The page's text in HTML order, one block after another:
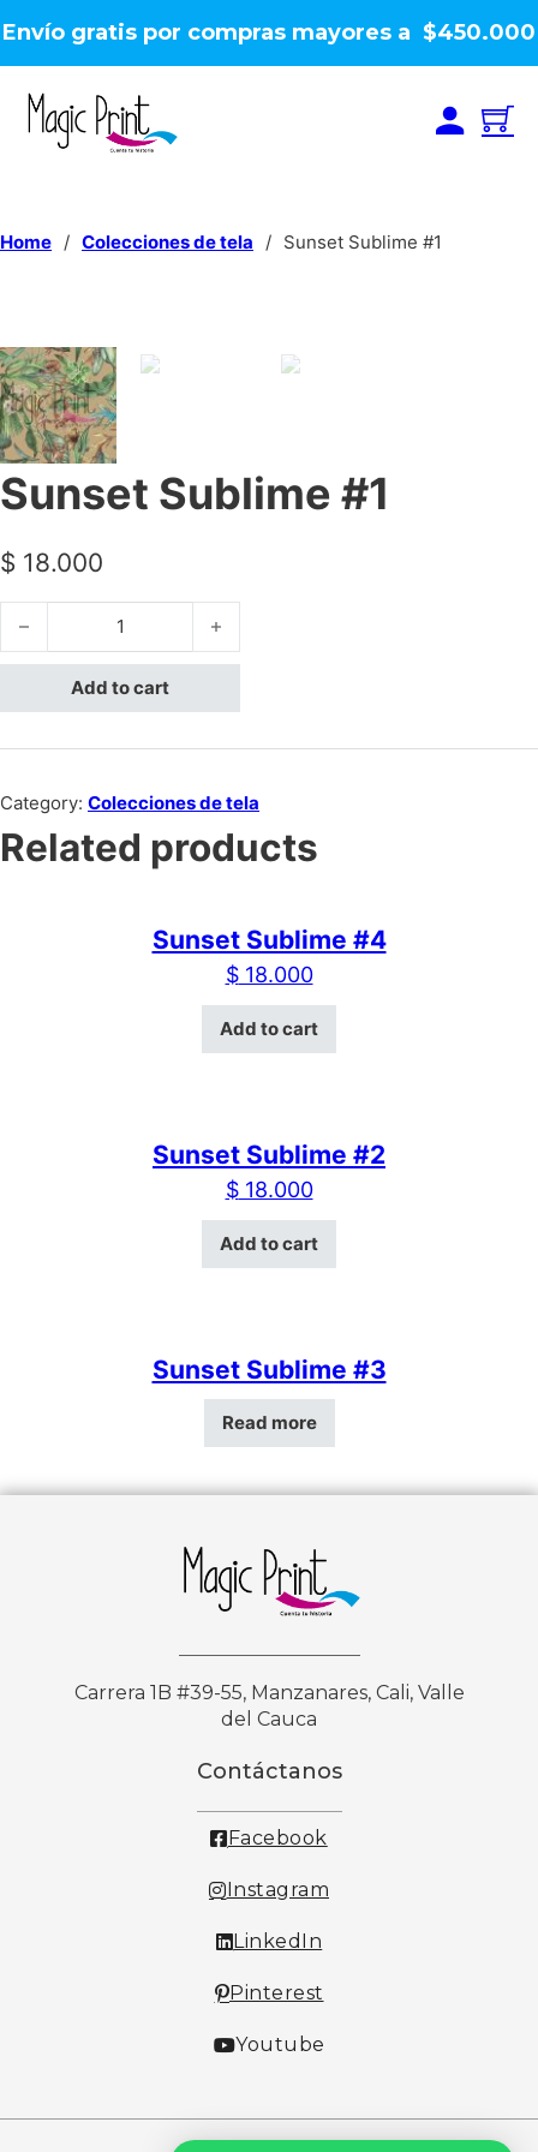
Envío gratis por compras mayores a $450.000
Home / Colecciones de tela / Sunset Sublime #1
Sunset Sublime #1
$ 18.000
Sunset Sublime #1 quantity
Add to cart
Category: Colecciones de tela
Related products
Sunset Sublime #4
$18.000
Add to cart
Sunset Sublime #2
$18.000
Add to cart
Sunset Sublime #3
Read more
Carrera 1B #39-55, Manzanares, Cali, Valle
del Cauca
Contáctanos
Facebook
Instagram
LinkedIn
Pinterest
Youtube